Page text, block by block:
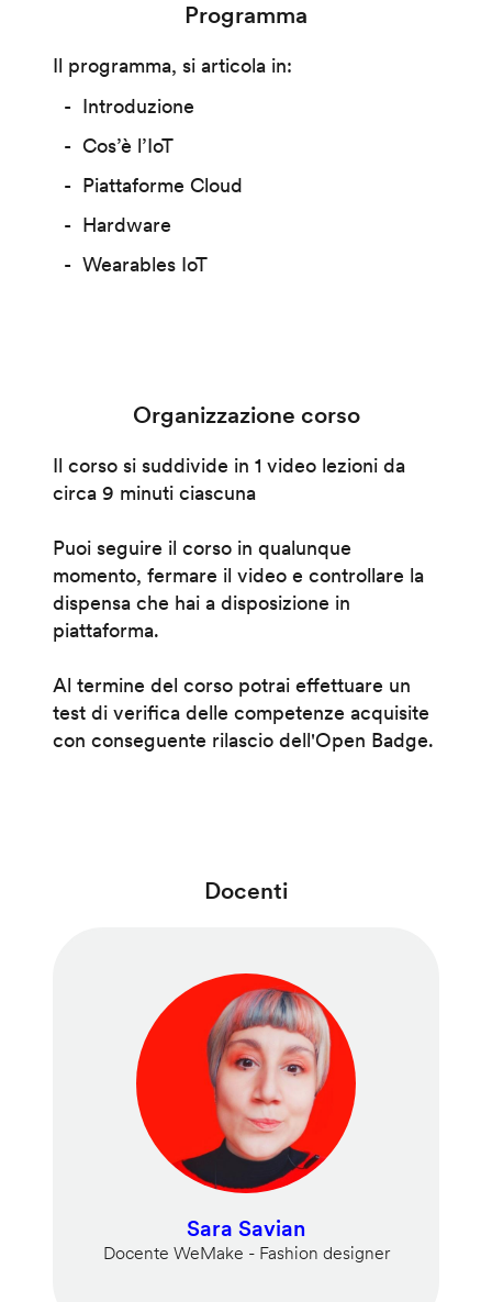
Programma
Il programma, si articola in:
Introduzione
Cos’è l’IoT
Piattaforme Cloud
Hardware
Wearables IoT
Organizzazione corso
Il corso si suddivide in 1 video lezioni da
circa 9 minuti ciascuna
Puoi seguire il corso in qualunque
momento, fermare il video e controllare la
dispensa che hai a disposizione in
piattaforma.
Al termine del corso potrai effettuare un
test di verifica delle competenze acquisite
con conseguente rilascio dell'Open Badge.
Docenti
Sara Savian
Docente WeMake - Fashion designer